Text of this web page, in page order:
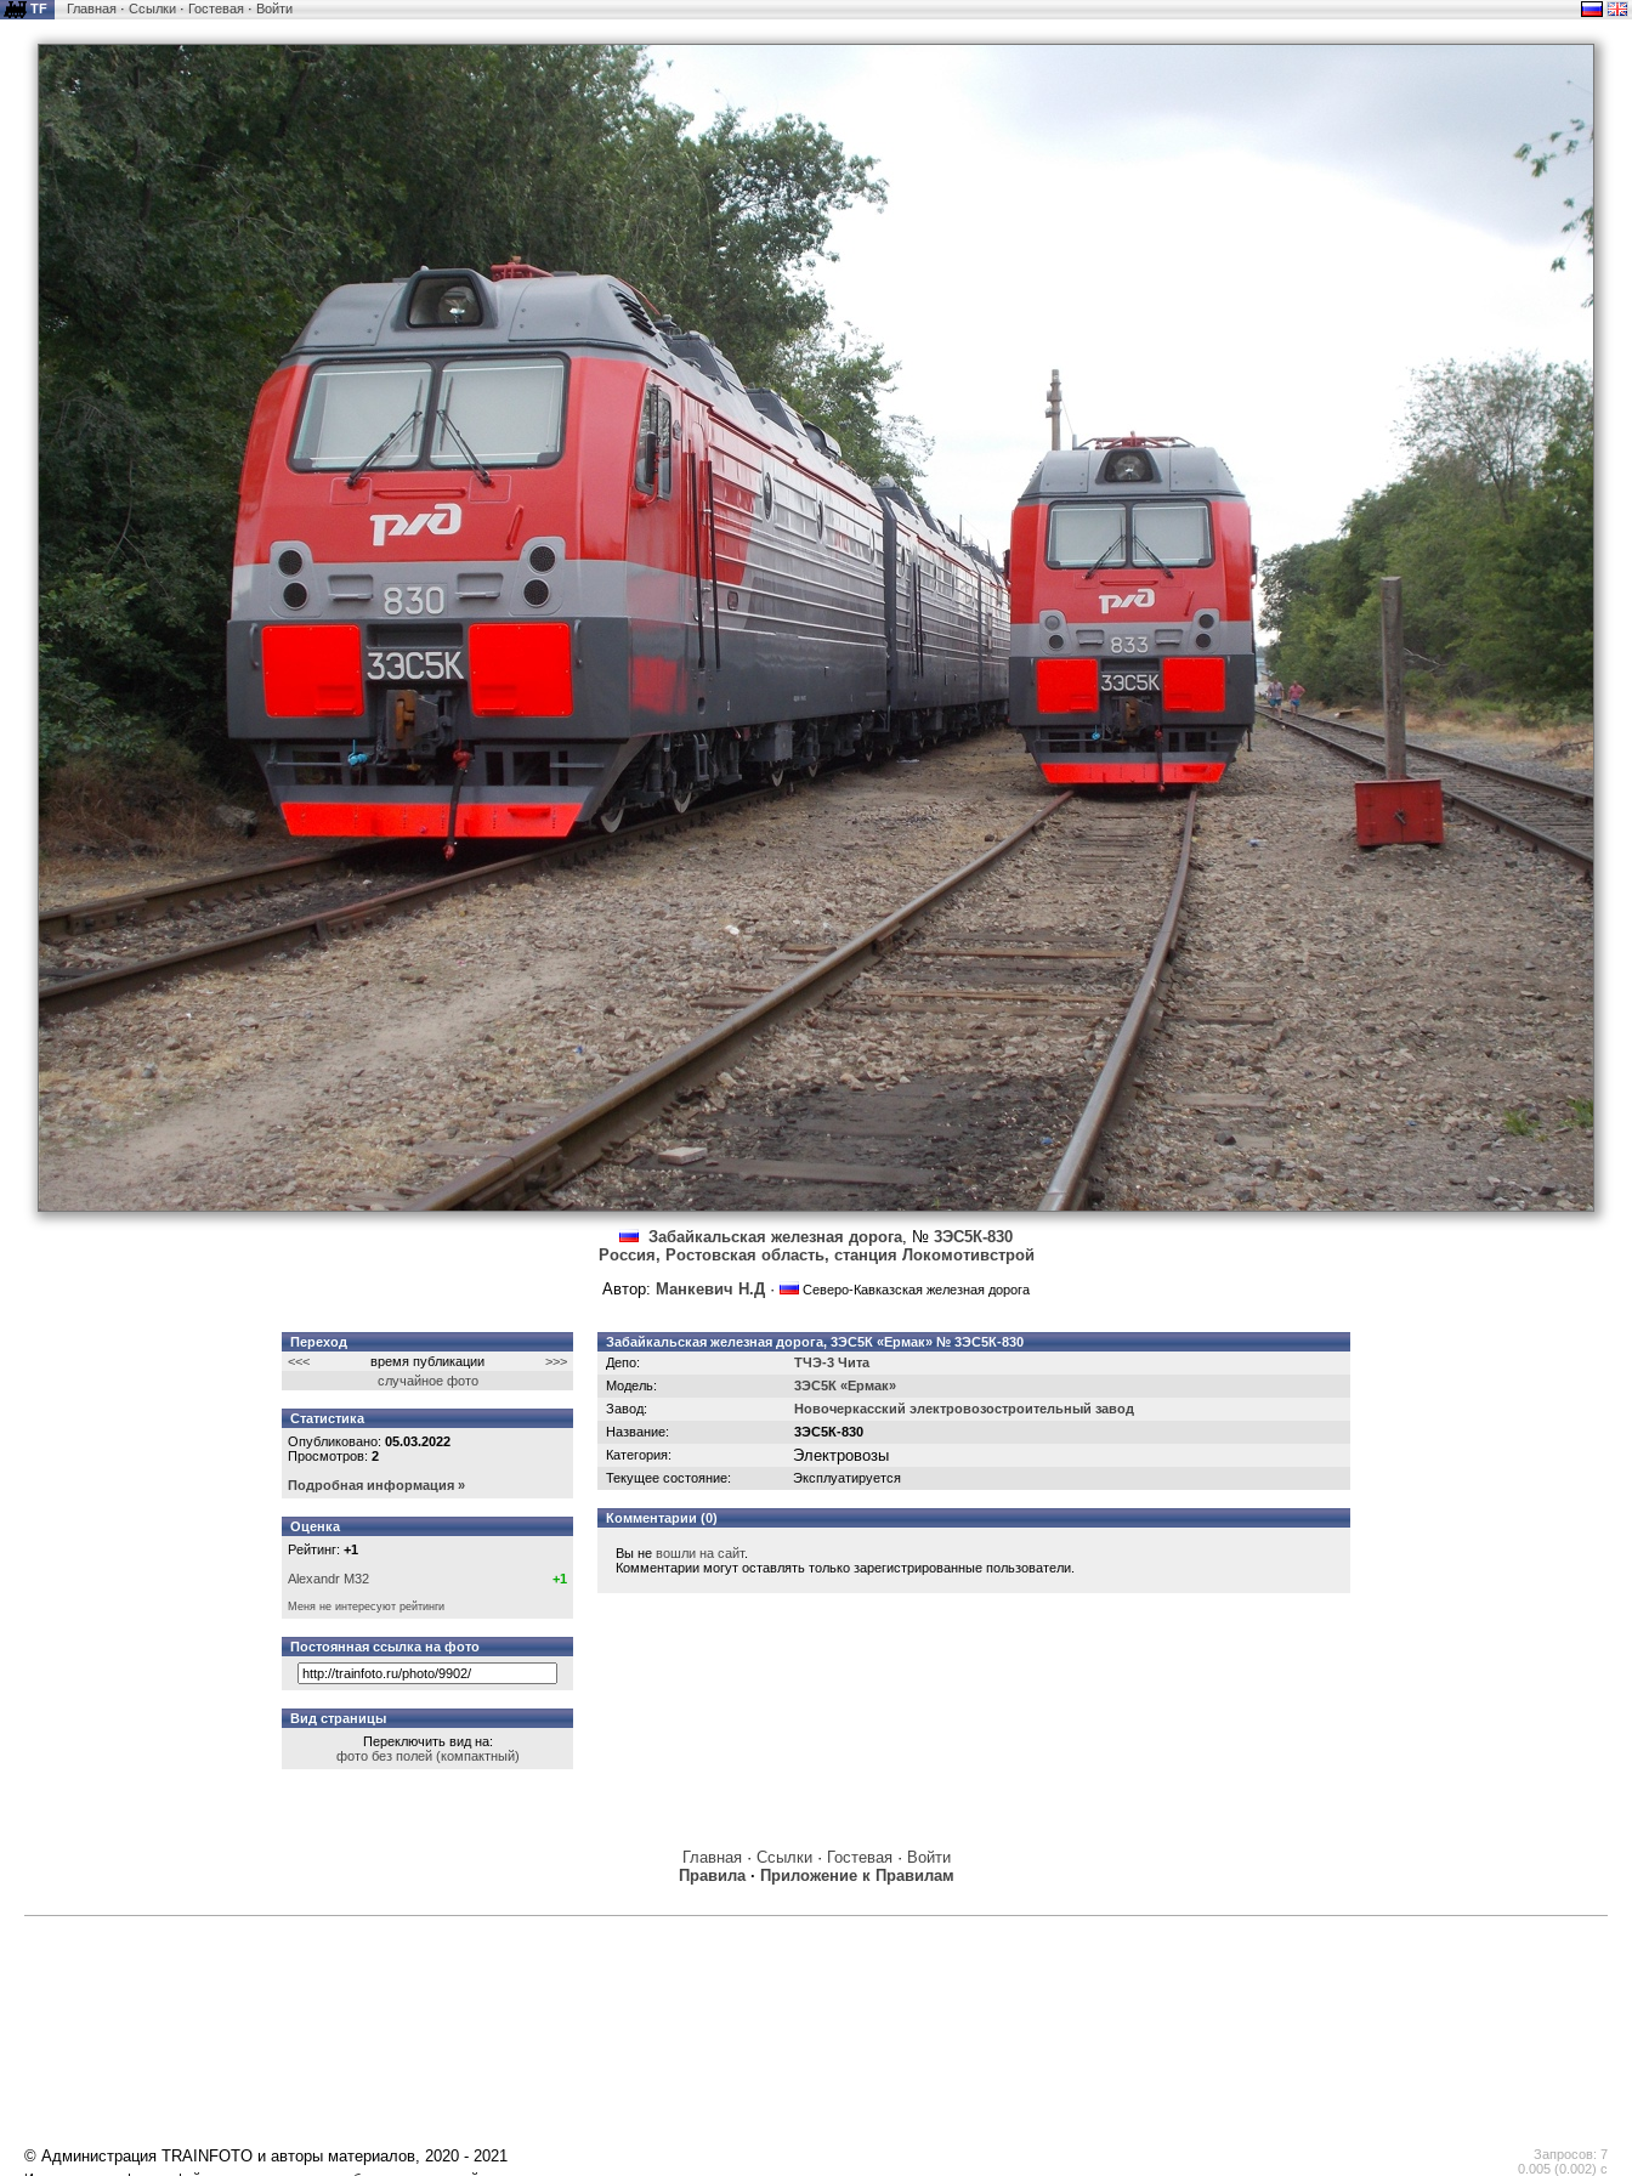
TF Главная·Ссылки·Гостевая·Войти
Забайкальская железная дорога, № 3ЭС5К-830
Россия, Ростовская область, станция Локомотивстрой
Автор: Манкевич Н.Д · Северо-Кавказская железная дорога
Переход
<<<
время публикации
>>>
случайное фото
Статистика
Опубликовано: 05.03.2022
Просмотров: 2
Подробная информация »
Оценка
Рейтинг: +1
Alexandr M32
+1
Меня не интересуют рейтинги
Постоянная ссылка на фото
Вид страницы
Переключить вид на:
фото без полей (компактный)
Забайкальская железная дорога, 3ЭС5К «Ермак» № 3ЭС5К-830
Депо:
ТЧЭ-3 Чита
Модель:
3ЭС5К «Ермак»
Завод:
Новочеркасский электровозостроительный завод
Название:
3ЭС5К-830
Категория:
Электровозы
Текущее состояние: Эксплуатируется
Комментарии (0)
Вы не вошли на сайт.
Комментарии могут оставлять только зарегистрированные пользователи.
Главная· Ссылки· Гостевая· Войти
Правила· Приложение к Правилам
Запросов: 7
0.005 (0.002) с
© Администрация TRAINFOTO и авторы материалов, 2020 - 2021